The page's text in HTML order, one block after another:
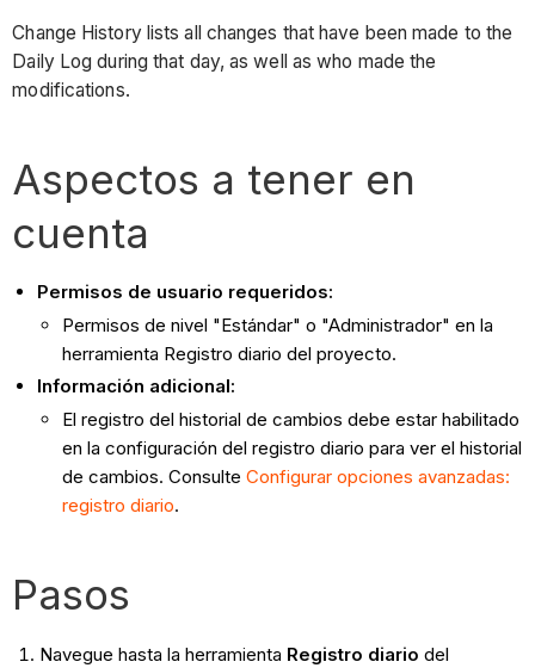
Change History lists all changes that have been made to the
Daily Log during that day, as well as who made the
modifications.
Aspectos a tener en
cuenta
Permisos de usuario requeridos:
Permisos de nivel "Estándar" o "Administrador" en la
herramienta Registro diario del proyecto.
Información adicional:
El registro del historial de cambios debe estar habilitado
en la configuración del registro diario para ver el historial
de cambios. ConsulteConfigurar opciones avanzadas:
registro diario.
Pasos
Navegue hasta la herramienta Registro diario del